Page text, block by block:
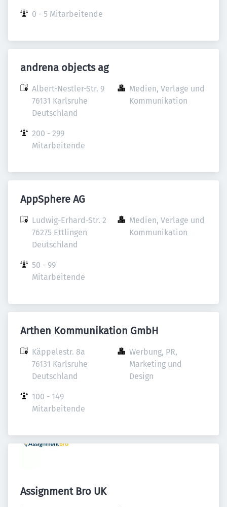
0 - 5 Mitarbeitende
andrena objects ag
Albert-Nestler-Str. 9
76131 Karlsruhe
Deutschland
Medien, Verlage und
Kommunikation
200 - 299
Mitarbeitende
AppSphere AG
Ludwig-Erhard-Str. 2
76275 Ettlingen
Deutschland
Medien, Verlage und
Kommunikation
50 - 99
Mitarbeitende
Arthen Kommunikation GmbH
Käppelestr. 8a
76131 Karlsruhe
Deutschland
Werbung, PR,
Marketing und
Design
100 - 149
Mitarbeitende
Assignment Bro UK